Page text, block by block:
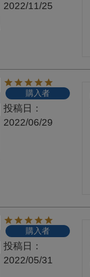
2022/11/25
購入者
投稿日
2022/06/29
購入者
投稿日
2022/05/31